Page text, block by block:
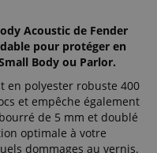
Acoustic de Fender
pour protéger en
Body ou Parlor.
en polyester robuste 400
et empêche également
de 5 mm et doublé
optimale à votre
dommages au vernis.